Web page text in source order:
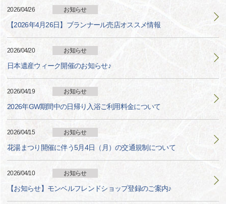
2026/04/26 お知らせ
【2026年4月26日】ブランナール売店オススメ情報
2026/04/20 お知らせ
日本遺産ウィーク開催のお知らせ♪
2026/04/19 お知らせ
2026年GW期間中の日帰り入浴ご利用料金について
2026/04/15 お知らせ
花湯まつり開催に伴う5月4日（月）の交通規制について
2026/04/10 お知らせ
【お知らせ】モンベルフレンドショップ登録のご案内♪